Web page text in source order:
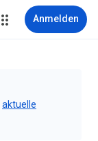
Anmelden
aktuelle